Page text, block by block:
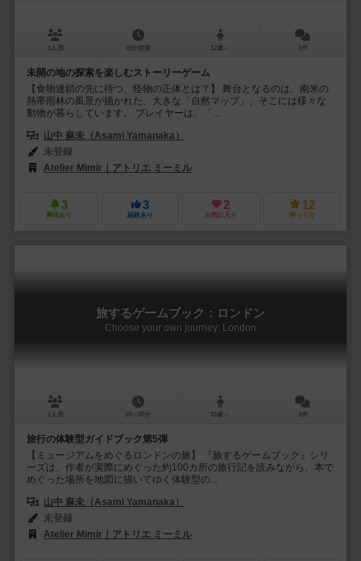
1人用 15分前後 12歳～ 1件
未開の地の探索を楽しむストーリーゲーム
【食物連鎖の先に待つ、怪物の正体とは？】 舞台となるのは、南米の
熱帯雨林の風景が描かれた、大きな「自然マップ」。そこには様々な
動物が暮らしています。 プレイヤーは、「...
山中 麻未（Asami Yamanaka）
未登録
Atelier Mimir｜アトリエ ミーミル
3
興味あり
3
経験あり
2
お気に入り
12
持ってる
旅するゲームブック：ロンドン
Choose your own journey: London
1人用 10～20分 15歳～ 1件
旅行の体験型ガイドブック第5弾
【ミュージアムをめぐるロンドンの旅】 『旅するゲームブック』シリ
ーズは、作者が実際にめぐった約100カ所の旅行記を読みながら、本で
めぐった場所を地図に描いてゆく体験型の...
山中 麻未（Asami Yamanaka）
未登録
Atelier Mimir｜アトリエ ミーミル